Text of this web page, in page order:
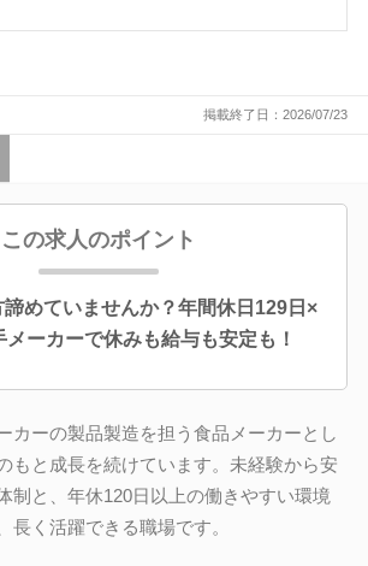
掲載終了日：2026/07/23
この求人のポイント
めていませんか？年間休日129日×
ーカーで休みも給与も安定も！
カーの製品製造を担う食品メーカーとし
もと成長を続けています。未経験から安
制と、年休120日以上の働きやすい環境
長く活躍できる職場です。